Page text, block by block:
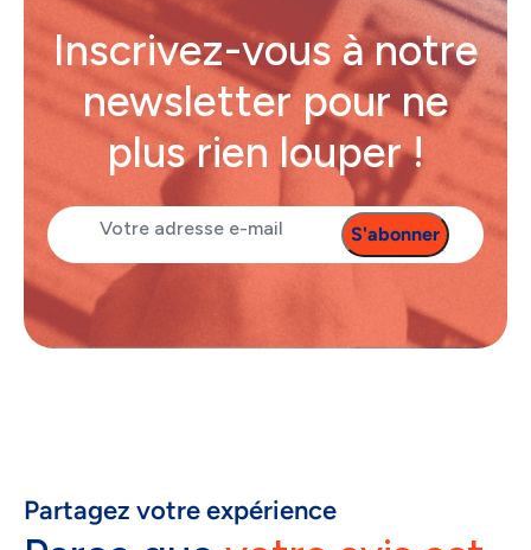
Inscrivez-vous à notre
newsletter pour ne
plus rien louper !
E-
mail
Partagez votre expérience